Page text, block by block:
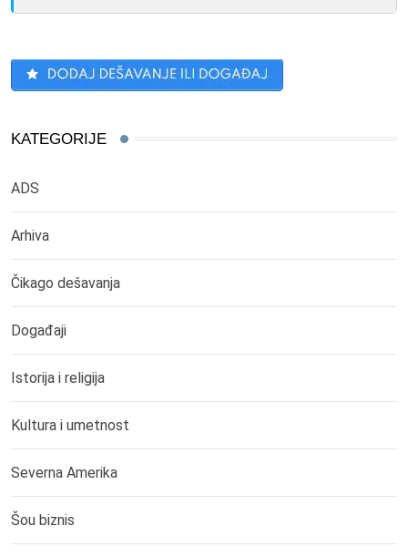
KATEGORIJE
ADS
Arhiva
Čikago dešavanja
Događaji
Istorija i religija
Kultura i umetnost
Severna Amerika
Šou biznis